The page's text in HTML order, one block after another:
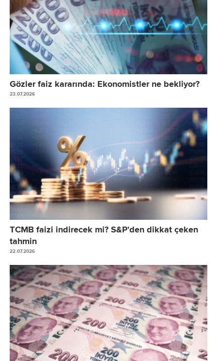
Gözler faiz kararında: Ekonomistler ne bekliyor?
23.07.2026
TCMB faizi indirecek mi? S&P'den dikkat çeken
tahmin
22.07.2026